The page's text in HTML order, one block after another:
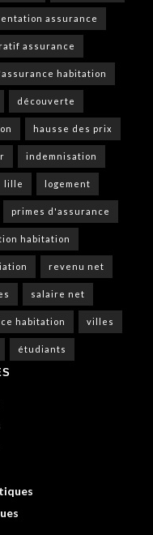
assurance
assurance
habitation
découverte
hausse des prix
indemnisation
lille logement
primes d'assurance
habitation
revenu net
salaire net
habitation villes
étudiants